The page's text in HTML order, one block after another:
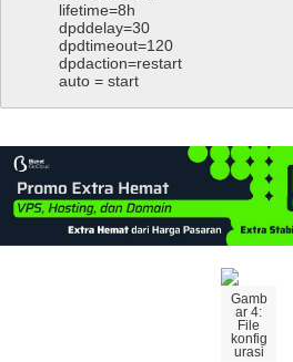
lifetime=8h
dpddelay=30
dpdtimeout=120
dpdaction=restart
auto = start
Gamb
ar 4:
File
konfig
urasi